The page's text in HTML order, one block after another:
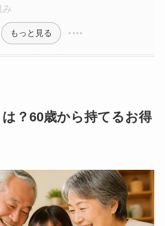
み
もっと見る
？60歳から持てるお得